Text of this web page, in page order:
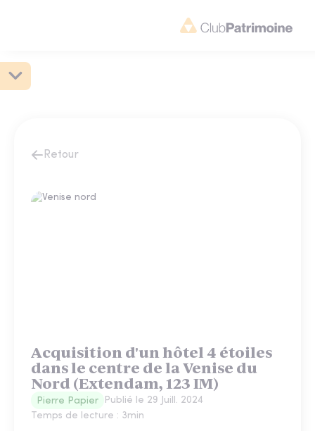
Retour
Acquisition d'un hôtel 4 étoiles
dans le centre de la Venise du
Nord (Extendam, 123 IM)
Pierre Papier Publié le 29 Juill. 2024
Temps de lecture : 3min